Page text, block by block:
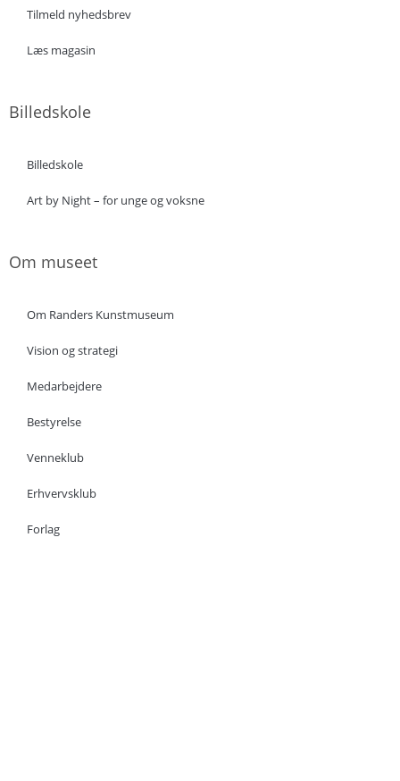
Tilmeld nyhedsbrev
Læs magasin
Billedskole
Billedskole
Art by Night – for unge og voksne
Om museet
Om Randers Kunstmuseum
Vision og strategi
Medarbejdere
Bestyrelse
Venneklub
Erhvervsklub
Forlag